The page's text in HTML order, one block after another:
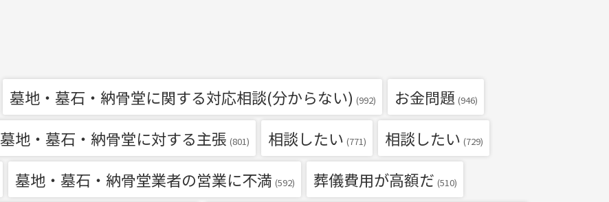
墓地・墓石・納骨堂に関する対応相談(分からない) (992) お金問題 (946)
墓地・墓石・納骨堂に対する主張 (801) 相談したい (771) 相談したい (729)
墓地・墓石・納骨堂業者の営業に不満 (592) 葬儀費用が高額だ (510)